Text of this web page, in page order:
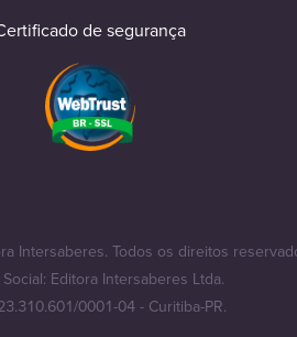
de segurança
Intersaberes. Todos os direitos
Social: Editora Intersaberes Ltda.
0001-04 - Curitiba-PR.